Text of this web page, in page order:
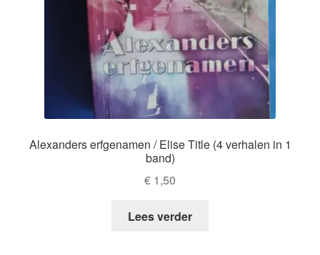
Alexanders erfgenamen / Elise Title (4 verhalen in 1
band)
€ 1,50
Lees verder